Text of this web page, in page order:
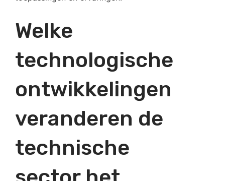
Welke
technologische
ontwikkelingen
veranderen de
technische